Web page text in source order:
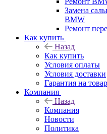
Замена
BMW
Ремонт
Как купить
Назад
Как купить
Условия оплаты
Условия доставки
Гарантия на товар
Компания
Назад
Компания
Новости
Политика